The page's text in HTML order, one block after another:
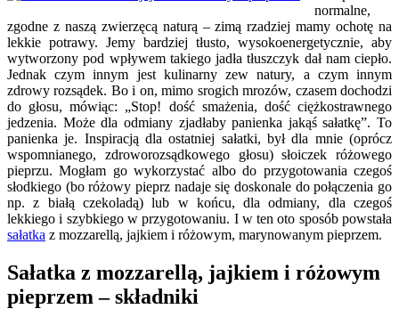
normalne,
zgodne z naszą zwierzęcą naturą – zimą rzadziej mamy ochotę na
lekkie potrawy. Jemy bardziej tłusto, wysokoenergetycznie, aby
wytworzony pod wpływem takiego jadła tłuszczyk dał nam ciepło.
Jednak czym innym jest kulinarny zew natury, a czym innym
zdrowy rozsądek. Bo i on, mimo srogich mrozów, czasem dochodzi
do głosu, mówiąc: „Stop! dość smażenia, dość ciężkostrawnego
jedzenia. Może dla odmiany zjadłaby panienka jakąś sałatkę”. To
panienka je. Inspiracją dla ostatniej sałatki, był dla mnie (oprócz
wspomnianego, zdroworozsądkowego głosu) słoiczek różowego
pieprzu. Mogłam go wykorzystać albo do przygotowania czegoś
słodkiego (bo różowy pieprz nadaje się doskonale do połączenia go
np. z białą czekoladą) lub w końcu, dla odmiany, dla czegoś
lekkiego i szybkiego w przygotowaniu. I w ten oto sposób powstała
sałatka z mozzarellą, jajkiem i różowym, marynowanym pieprzem.
Sałatka z mozzarellą, jajkiem i różowym
pieprzem – składniki